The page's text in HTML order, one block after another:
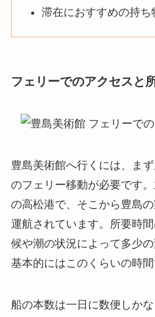
滞在におすすめの持ち
フェリーでのアクセスと
豊島美術館へ行くには、ま
のフェリー移動が必要です
の高松港で、そこから豊島
運航されています。所要時
候や潮の状況によって多少の
基本的にはこのくらいの時間
船の本数は一日に数便しか